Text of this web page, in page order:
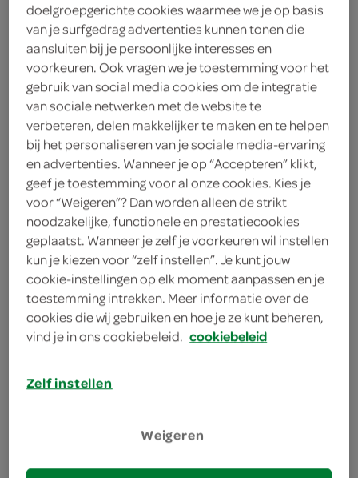
gelei
g'woon
4.
59
12 Stuks
Let op: aanbiedingen zijn niet zichtbaar bij de
producten, maar worden wél automatisch
verwerkt in de winkelmand.
Volledig diervoeder voor senior katten
deze eet ik g'woon op mijn gemak
in de varianten kip,kalf met gevogelte of lever
doelgroepgerichte cookies waarmee we je op basis
van je surfgedrag advertenties kunnen tonen die
aansluiten bij je persoonlijke interesses en
voorkeuren. Ook vragen we je toestemming voor het
gebruik van social media cookies om de integratie
van sociale netwerken met de website te
verbeteren, delen makkelijker te maken en te helpen
bij het personaliseren van je sociale media-ervaring
en advertenties. Wanneer je op “Accepteren” klikt,
geef je toestemming voor al onze cookies. Kies je
voor “Weigeren”? Dan worden alleen de strikt
noodzakelijke, functionele en prestatiecookies
geplaatst. Wanneer je zelf je voorkeuren wil instellen
kun je kiezen voor “zelf instellen”. Je kunt jouw
cookie-instellingen op elk moment aanpassen en je
toestemming intrekken. Meer informatie over de
cookies die wij gebruiken en hoe je ze kunt beheren,
vind je in ons cookiebeleid. cookiebeleid
Zelf instellen
Weigeren